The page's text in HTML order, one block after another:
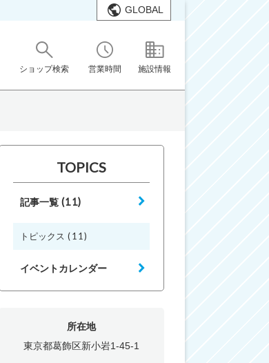
GLOBAL
ショップ検索 営業時間 施設情報
TOPICS
記事一覧 (11)
トピックス (11)
イベントカレンダー
所在地
東京都葛飾区新小岩1-45-1